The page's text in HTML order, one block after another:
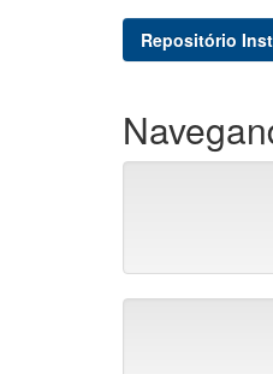
Repositório